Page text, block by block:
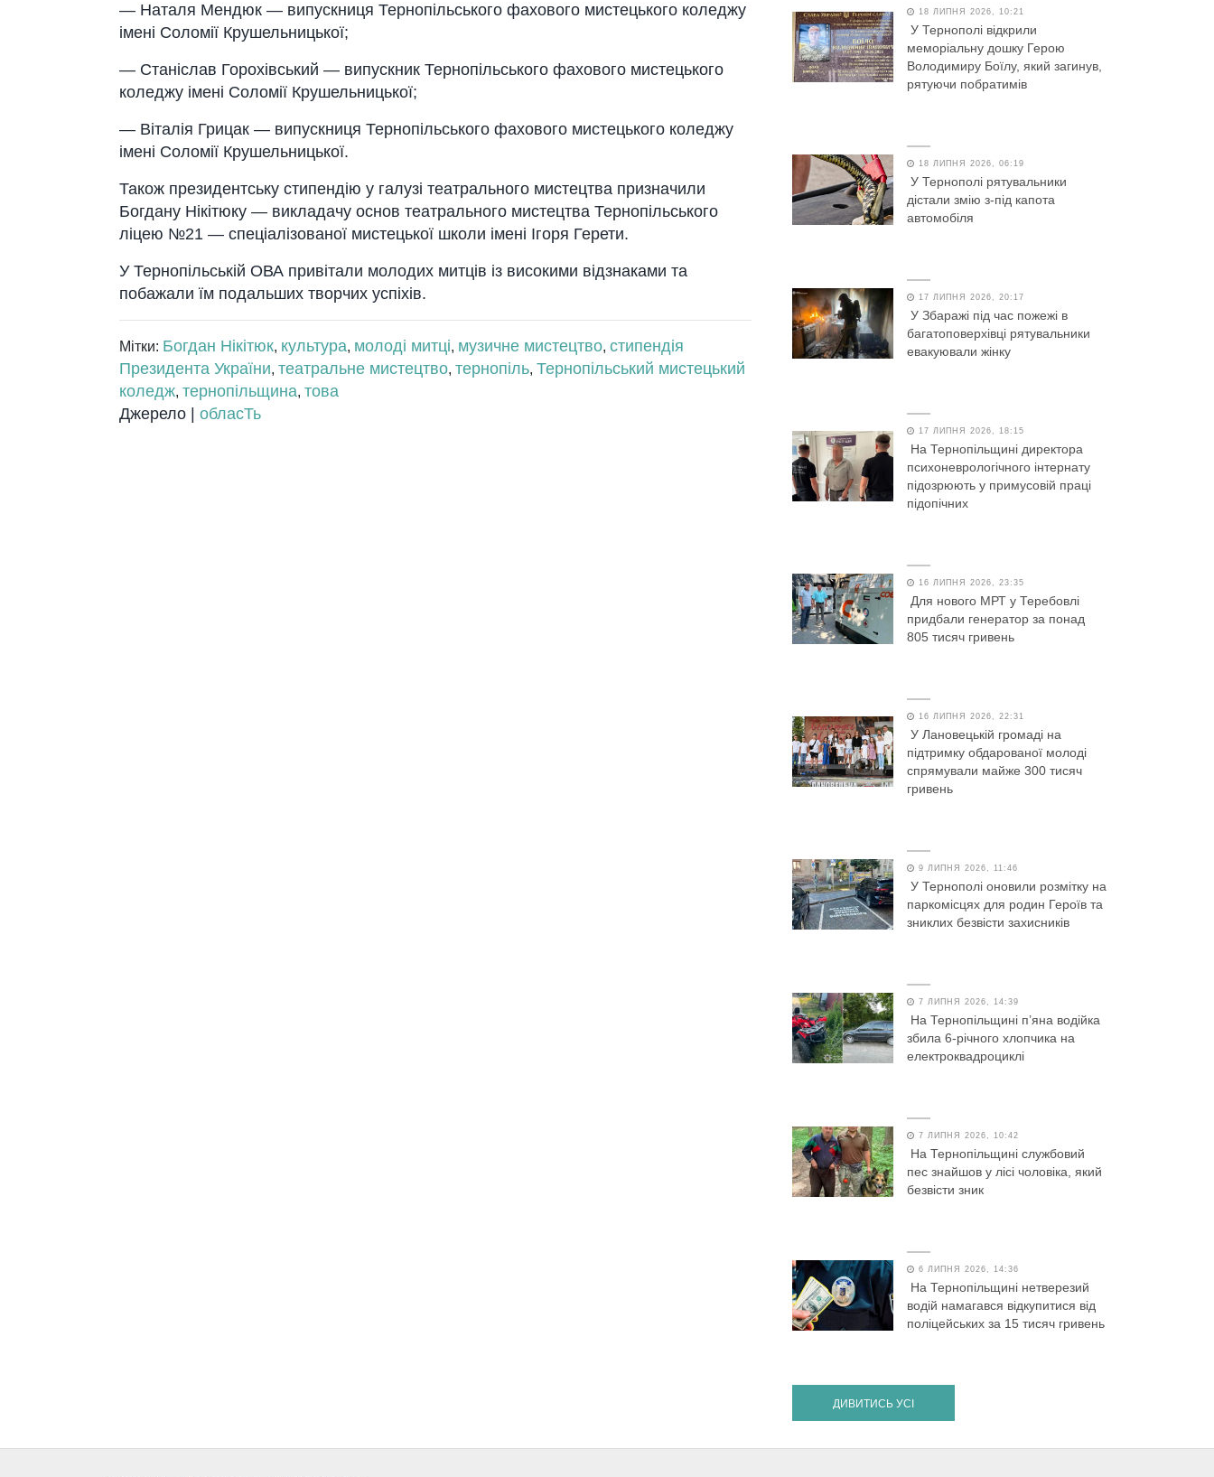
— Наталя Мендюк — випускниця Тернопільського фахового мистецького коледжу
імені Соломії Крушельницької;
— Станіслав Горохівський — випускник Тернопільського фахового мистецького
коледжу імені Соломії Крушельницької;
— Віталія Грицак — випускниця Тернопільського фахового мистецького коледжу
імені Соломії Крушельницької.
Також президентську стипендію у галузі театрального мистецтва призначили
Богдану Нікітюку — викладачу основ театрального мистецтва Тернопільського
ліцею №21 — спеціалізованої мистецької школи імені Ігоря Герети.
У Тернопільській ОВА привітали молодих митців із високими відзнаками та
побажали їм подальших творчих успіхів.
Мітки: Богдан Нікітюк, культура, молоді митці, музичне мистецтво, стипендія
Президента України, театральне мистецтво, тернопіль, Тернопільський мистецький
коледж, тернопільщина, това
Джерело | обласТь
18 ЛИПНЯ 2026, 10:21
У Тернополі відкрили
меморіальну дошку Герою
Володимиру Боїлу, який загинув,
рятуючи побратимів
18 ЛИПНЯ 2026, 06:19
У Тернополі рятувальники
дістали змію з-під капота
автомобіля
17 ЛИПНЯ 2026, 20:17
У Збаражі під час пожежі в
багатоповерхівці рятувальники
евакуювали жінку
17 ЛИПНЯ 2026, 18:15
На Тернопільщині директора
психоневрологічного інтернату
підозрюють у примусовій праці
підопічних
16 ЛИПНЯ 2026, 23:35
Для нового МРТ у Теребовлі
придбали генератор за понад
805 тисяч гривень
16 ЛИПНЯ 2026, 22:31
У Лановецькій громаді на
підтримку обдарованої молоді
спрямували майже 300 тисяч
гривень
9 ЛИПНЯ 2026, 11:46
У Тернополі оновили розмітку на
паркомісцях для родин Героїв та
зниклих безвісти захисників
7 ЛИПНЯ 2026, 14:39
На Тернопільщині п’яна водійка
збила 6-річного хлопчика на
електроквадроциклі
7 ЛИПНЯ 2026, 10:42
На Тернопільщині службовий
пес знайшов у лісі чоловіка, який
безвісти зник
6 ЛИПНЯ 2026, 14:36
На Тернопільщині нетверезий
водій намагався відкупитися від
поліцейських за 15 тисяч гривень
ДИВИТИСЬ УСІ